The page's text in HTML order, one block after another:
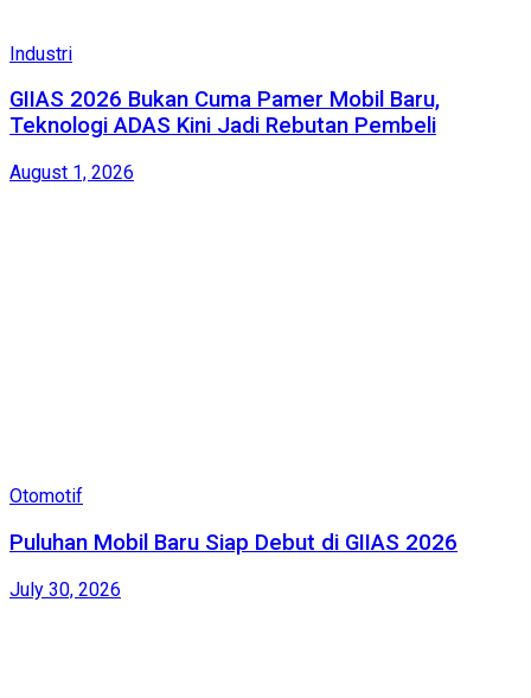
Industri
GIIAS 2026 Bukan Cuma Pamer Mobil Baru,
Teknologi ADAS Kini Jadi Rebutan Pembeli
August 1, 2026
Otomotif
Puluhan Mobil Baru Siap Debut di GIIAS 2026
July 30, 2026